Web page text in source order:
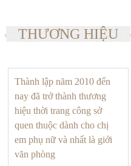
THƯƠNG HIỆU
Thành lập năm 2010 đến
nay đã trở thành thương
hiệu thời trang công sở
quen thuộc dành cho chị
em phụ nữ và nhất là giới
văn phòng